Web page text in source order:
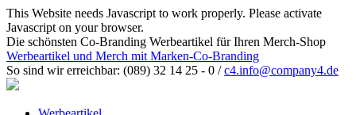
This Website needs Javascript to work properly. Please activate
Javascript on your browser.
Die schönsten Co-Branding Werbeartikel für Ihren Merch-Shop
Werbeartikel und Merch mit Marken-Co-Branding
So sind wir erreichbar: (089) 32 14 25 - 0 /c4.info@company4.de